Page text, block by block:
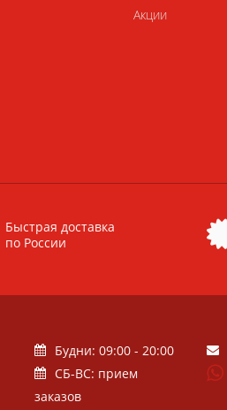
Акции
Быстрая доставка
по России
Будни: 09:00 - 20:00
СБ-ВС: прием
заказов